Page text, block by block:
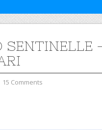
SENTINELLE
15 Comments